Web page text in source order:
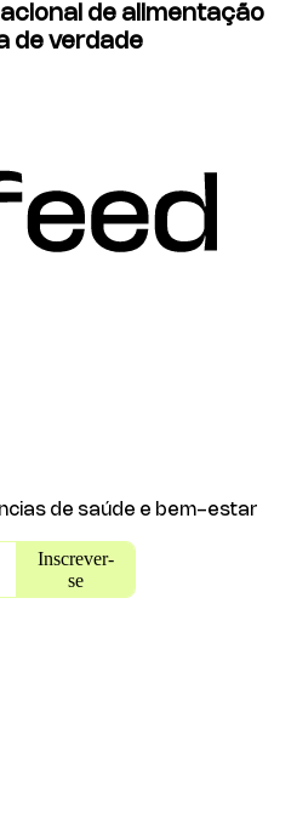
de alimentação
de verdade
de saúde e bem-estar